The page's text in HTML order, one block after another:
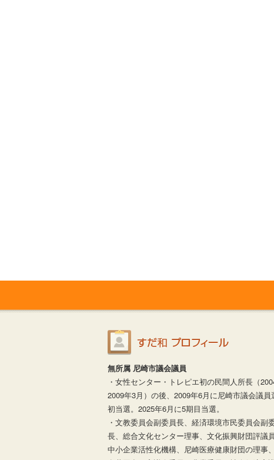
無所属 尼崎市議会議員
・女性センター・トレピエ初の民間人所長（
2009年3月）の後、2009年6月に尼崎市議会議員
初当選。2025年6月に5期目当選。
・文教委員会副委員長、経済環境市民委員会副
長、総合文化センター理事、文化振興財団評議員
中小企業活性化機構、尼崎医療健康財団の理事